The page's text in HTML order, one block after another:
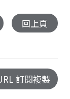
回上頁
訂閱複製